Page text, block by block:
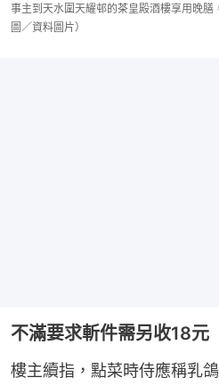
事主到天水圍天耀邨的茶皇殿酒樓享用晚
圖／資料圖片）
不滿要求斬件需另收18
樓主續指，點菜時侍應稱乳